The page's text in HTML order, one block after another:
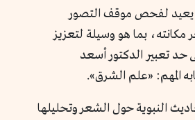
يعيد لفحص موقف التصور
مكانته، بما هو وسيلة لتعزيز
حد تعبير الدكتور أسعد
المهم: «علم الشرق».
النبوية حول الشعر وتحليلها